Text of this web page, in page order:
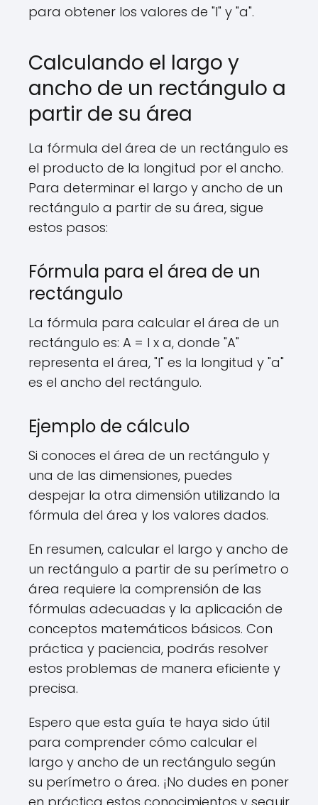
para obtener los valores de "l" y "a".
Calculando el largo y
ancho de un rectángulo a
partir de su área
La fórmula del área de un rectángulo es
el producto de la longitud por el ancho.
Para determinar el largo y ancho de un
rectángulo a partir de su área, sigue
estos pasos:
Fórmula para el área de un
rectángulo
La fórmula para calcular el área de un
rectángulo es: A = l x a, donde "A"
representa el área, "l" es la longitud y "a"
es el ancho del rectángulo.
Ejemplo de cálculo
Si conoces el área de un rectángulo y
una de las dimensiones, puedes
despejar la otra dimensión utilizando la
fórmula del área y los valores dados.
En resumen, calcular el largo y ancho de
un rectángulo a partir de su perímetro o
área requiere la comprensión de las
fórmulas adecuadas y la aplicación de
conceptos matemáticos básicos. Con
práctica y paciencia, podrás resolver
estos problemas de manera eficiente y
precisa.
Espero que esta guía te haya sido útil
para comprender cómo calcular el
largo y ancho de un rectángulo según
su perímetro o área. ¡No dudes en poner